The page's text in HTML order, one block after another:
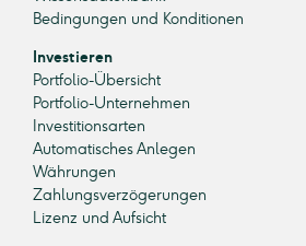
Bedingungen und Konditionen
Investieren
Portfolio-Übersicht
Portfolio-Unternehmen
Investitionsarten
Automatisches Anlegen
Währungen
Zahlungsverzögerungen
Lizenz und Aufsicht